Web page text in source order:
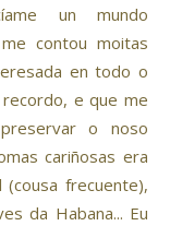
un mundo
contou moitas
en todo o
recordo, e que me
o noso
cariñosas era
frecuente),
da Habana... Eu